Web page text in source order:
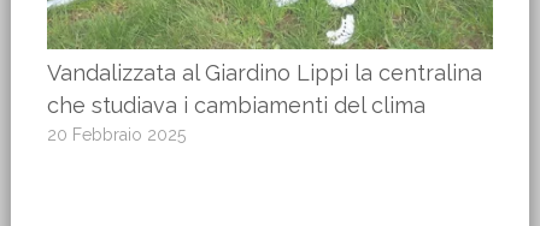
Vandalizzata al Giardino Lippi la centralina
che studiava i cambiamenti del clima
20 Febbraio 2025